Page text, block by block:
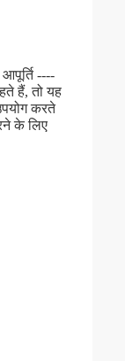
----
हैं, तो यह
करते
के लिए